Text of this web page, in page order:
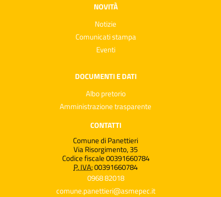
NOVITÀ
Notizie
Comunicati stampa
Eventi
DOCUMENTI E DATI
Albo pretorio
Amministrazione trasparente
CONTATTI
Comune di Panettieri
Via Risorgimento, 35
Codice fiscale 00391660784
P. IVA:00391660784
0968 82018
comune.panettieri@asmepec.it